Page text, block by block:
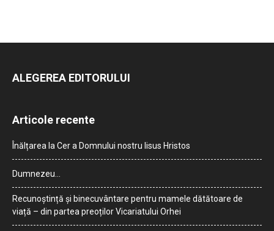
ALEGEREA EDITORULUI
Articole recente
Înălțarea la Cer a Domnului nostru Iisus Hristos
Dumnezeu…
Recunoștință și binecuvântare pentru mamele dătătoare de
viață – din partea preoților Vicariatului Orhei